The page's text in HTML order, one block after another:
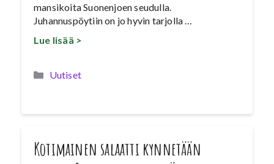
mansikoita Suonenjoen seudulla.
Juhannuspöytiin on jo hyvin tarjolla …
Lue lisää >
Kategoriat
Uutiset
Kotimainen salaatti kynnetään